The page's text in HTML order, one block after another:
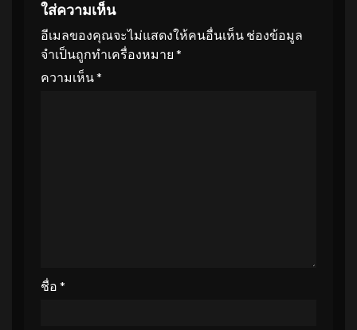
ใส่ความเห็น
อีเมลของคุณจะไม่แสดงให้คนอื่นเห็น ช่องข้อมูล
จำเป็นถูกทำเครื่องหมาย *
ความเห็น*
ชื่อ *